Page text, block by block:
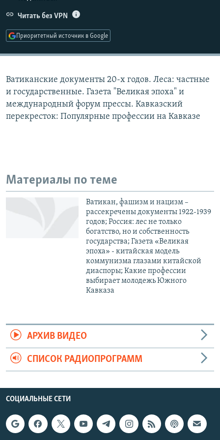
РАСПИСАНИЕ ВЕЩАНИЯ
СОЦИАЛЬНЫЕ СЕТИ
Все сайты РСЕ/РС
Читать без VPN
Приоритетный источник в Google
Ватиканские документы 20-х годов. Леса: частные
и государственные. Газета "Великая эпоха" и
международный форум прессы. Кавказский
перекресток: Популярные профессии на Кавказе
Материалы по теме
Ватикан, фашизм и нацизм –
рассекречены документы 1922-1939
годов; Россия: лес не только
богатство, но и собственность
государства; Газета «Великая
эпоха» - китайская модель
коммунизма глазами китайской
диаспоры; Какие профессии
выбирает молодежь Южного
Кавказа
АРХИВ ВИДЕО
СПИСОК РАДИОПРОГРАММ
СОЦИАЛЬНЫЕ СЕТИ